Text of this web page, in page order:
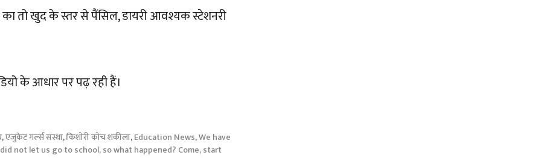
तो खुद के स्तर से पैंसिल, डायरी आवश्यक स्टेशनरी
के आधार पर पढ़ रही हैं।
,एजुकेट गर्ल्स संस्था,किशोरी कोच शकीला,Education News,We have
not let us go to school, so what happened? Come, start